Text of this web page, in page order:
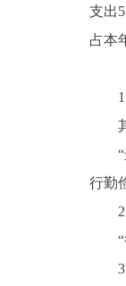
支出
占本
（
1、
其
“进
行勤
2、
“行
3、